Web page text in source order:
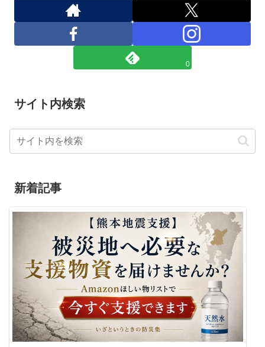
0
サイト内検索
新着記事